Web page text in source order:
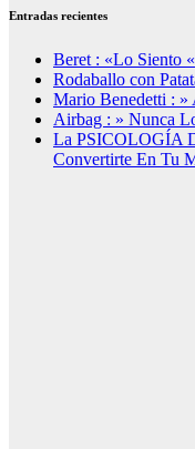
Entradas recientes
Beret : «Lo Siento «
Rodaballo con
Mario Benedetti : »
Airbag : » Nunca
La PSICOLOGÍA
Convertirte En Tu